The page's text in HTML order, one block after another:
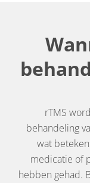
rTMS
behandeling
wat
medicatie of
hebben gehad.